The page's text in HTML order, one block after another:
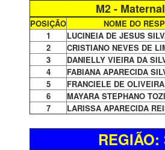
M2 -
POSIÇÃO
NOME DO
1
LUCINEIA DE JESUS
2
CRISTIANO NEVES DE
3
DANIELLY VIEIRA DA
4
FABIANA APARECIDA
5
FRANCIELE DE OLIVEIRA
6
MAYARA STEPHANO
7
LARISSA APARECIDA
REGIÃO: